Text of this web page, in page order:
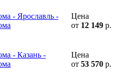
- Ярославль -
Цена
от 12 149 р.
- Казань -
Цена
от 53 570 р.